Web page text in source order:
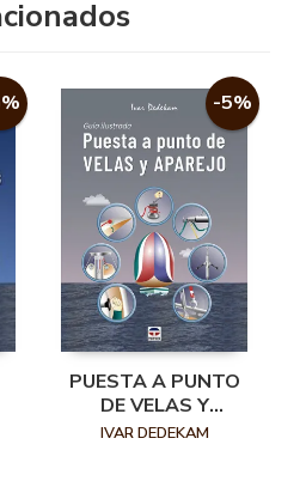
-5%
PUESTA A PUNTO
DE VELAS Y
APAREJO
IVAR DEDEKAM